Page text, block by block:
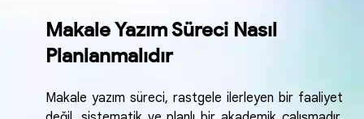
Makale Yazım Süreci Nasıl
Planlanmalıdır
Makale yazım süreci, rastgele ilerleyen bir faaliyet